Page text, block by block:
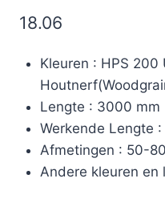
18.06
Kleuren : HPS 200
Lengte : 3000 mm
Werkende Lengte
Afmetingen : 50-
Andere kleuren en